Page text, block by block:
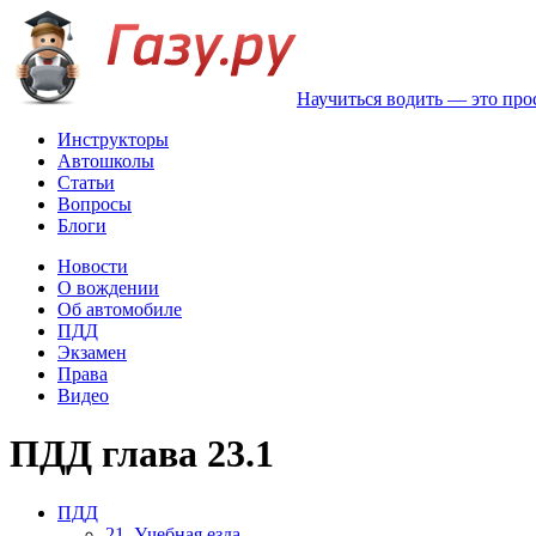
Научиться водить — это
Инструкторы
Автошколы
Статьи
Вопросы
Блоги
Новости
О вождении
Об автомобиле
ПДД
Экзамен
Права
Видео
ПДД глава 23.1
ПДД